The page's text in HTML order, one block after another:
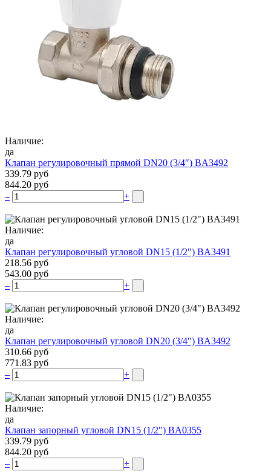
Наличие:
да
Клапан регулировочный прямой DN20 (3/4″) BA3492
339.79 руб
844.20 руб
–
+
Наличие:
да
Клапан регулировочный угловой DN15 (1/2″) BA3491
218.56 руб
543.00 руб
–
+
Наличие:
да
Клапан регулировочный угловой DN20 (3/4″) BA3492
310.66 руб
771.83 руб
–
+
Наличие:
да
Клапан запорный угловой DN15 (1/2″) BA0355
339.79 руб
844.20 руб
–
+